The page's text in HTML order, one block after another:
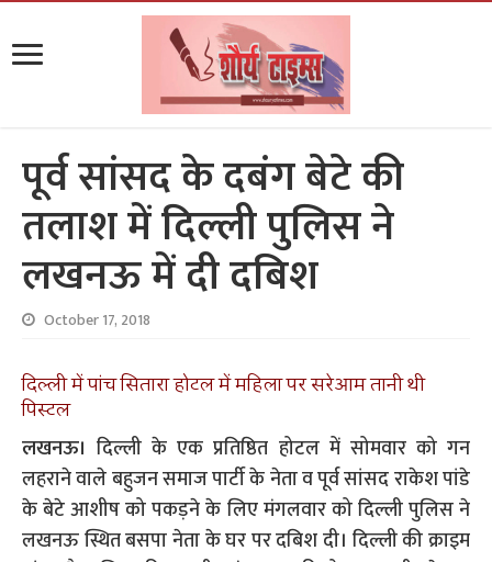
पूर्व सांसद के दबंग बेटे की
तलाश में दिल्ली पुलिस ने
लखनऊ में दी दबिश
October 17, 2018
दिल्ली में पांच सितारा होटल में महिला पर सरेआम तानी थी
पिस्टल
लखनऊ। दिल्ली के एक प्रतिष्ठित होटल में सोमवार को गन
लहराने वाले बहुजन समाज पार्टी के नेता व पूर्व सांसद राकेश पांडे
के बेटे आशीष को पकड़ने के लिए मंगलवार को दिल्ली पुलिस ने
लखनऊ स्थित बसपा नेता के घर पर दबिश दी। दिल्ली की क्राइम